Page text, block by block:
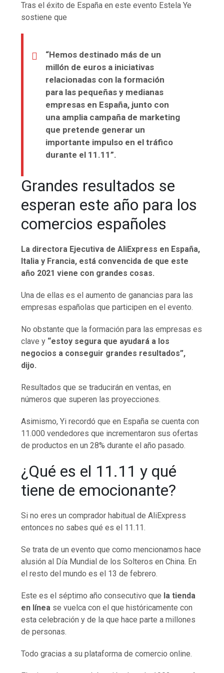
Tras el éxito de España en este evento Estela Ye
sostiene que
“Hemos destinado más de un
millón de euros a iniciativas
relacionadas con la formación
para las pequeñas y medianas
empresas en España, junto con
una amplia campaña de marketing
que pretende generar un
importante impulso en el tráfico
durante el 11.11”.
Grandes resultados se
esperan este año para los
comercios españoles
La directora Ejecutiva de AliExpress en España,
Italia y Francia, está convencida de que este
año 2021 viene con grandes cosas.
Una de ellas es el aumento de ganancias para las
empresas españolas que participen en el evento.
No obstante que la formación para las empresas es
clave y “estoy segura que ayudará a los
negocios a conseguir grandes resultados”,
dijo.
Resultados que se traducirán en ventas, en
números que superen las proyecciones.
Asimismo, Yi recordó que en España se cuenta con
11.000 vendedores que incrementaron sus ofertas
de productos en un 28% durante el año pasado.
¿Qué es el 11.11 y qué
tiene de emocionante?
Si no eres un comprador habitual de AliExpress
entonces no sabes qué es el 11.11.
Se trata de un evento que como mencionamos hace
alusión al Día Mundial de los Solteros en China. En
el resto del mundo es el 13 de febrero.
Este es el séptimo año consecutivo que la tienda
en línea se vuelca con el que históricamente con
esta celebración y de la que hace parte a millones
de personas.
Todo gracias a su plataforma de comercio online.